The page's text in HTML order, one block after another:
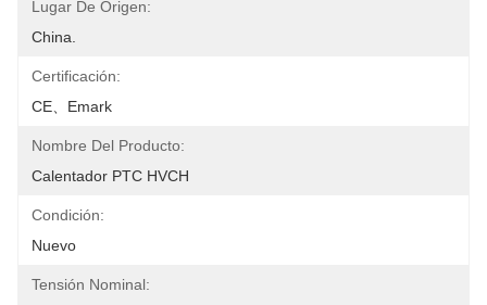
Lugar De Origen:
China.
Certificación:
CE、Emark
Nombre Del Producto:
Calentador PTC HVCH
Condición:
Nuevo
Tensión Nominal: